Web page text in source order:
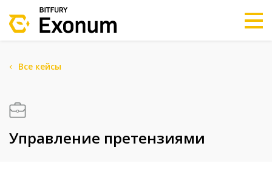
Партнёрам
Все кейсы
Управление претензиями